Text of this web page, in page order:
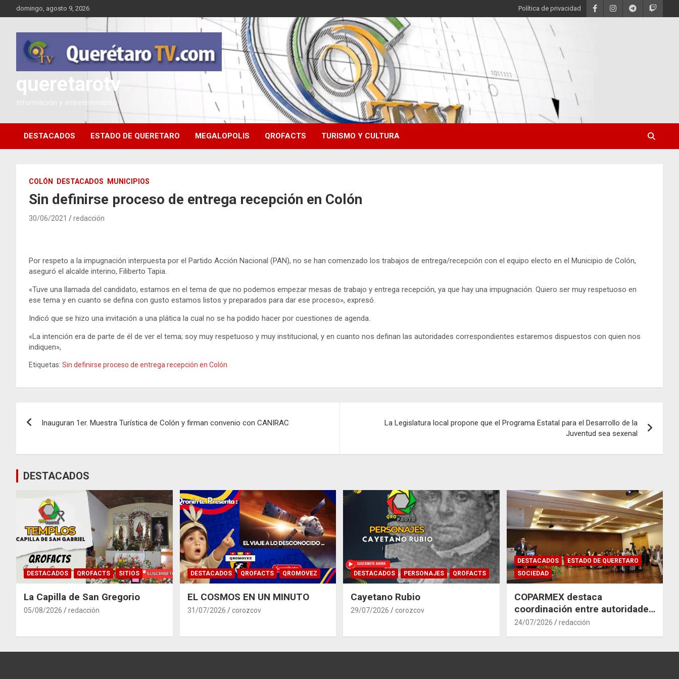
al
domingo, agosto 9, 2026 Política de privacidad
queretarotv
Información y entretenimiento
DESTACADOS ESTADO DE QUERETARO MEGALOPOLIS QROFACTS TURISMO Y CULTURA
COLÓN DESTACADOS MUNICIPIOS
Sin definirse proceso de entrega recepción en Colón
30/06/2021 redacción
Por respeto a la impugnación interpuesta por el Partido Acción Nacional (PAN), no se han comenzado los trabajos de entrega/recepción con el equipo electo en el Municipio de Colón,
aseguró el alcalde interino, Filiberto Tapia.
«Tuve una llamada del candidato, estamos en el tema de que no podemos empezar mesas de trabajo y entrega recepción, ya que hay una impugnación. Quiero ser muy respetuoso en
ese tema y en cuanto se defina con gusto estamos listos y preparados para dar ese proceso», expresó.
Indicó que se hizo una invitación a una plática la cual no se ha podido hacer por cuestiones de agenda.
«La intención era de parte de él de ver el tema; soy muy respetuoso y muy institucional, y en cuanto nos definan las autoridades correspondientes estaremos dispuestos con quien nos
indiquen»,
Etiquetas: Sin definirse proceso de entrega recepción en Colón
entradas
Inauguran 1er. Muestra Turística de Colón y firman convenio con CANIRAC
La Legislatura local propone que el Programa Estatal para el Desarrollo de la
Juventud sea sexenal
DESTACADOS
DESTACADOS QROFACTS SITIOS
La Capilla de San Gregorio
05/08/2026 redacción
DESTACADOS QROFACTS QROMOVEZ
EL COSMOS EN UN MINUTO
31/07/2026 corozcov
DESTACADOS PERSONAJES QROFACTS
Cayetano Rubio
29/07/2026 corozcov
DESTACADOS
ESTADO DE QUERETARO
SOCIEDAD
COPARMEX destaca
coordinación entre autoridades
y empresas para mitigar el
24/07/2026 redacción